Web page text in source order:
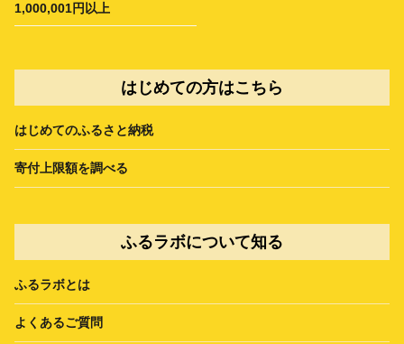
1,000,001円以上
はじめての方はこちら
はじめてのふるさと納税
寄付上限額を調べる
ふるラボについて知る
ふるラボとは
よくあるご質問